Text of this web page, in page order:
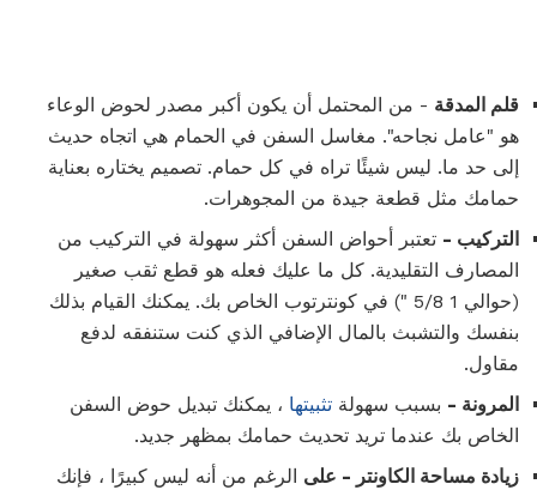
قلم المدقة - من المحتمل أن يكون أكبر مصدر لحوض الوعاء
هو "عامل نجاحه". مغاسل السفن في الحمام هي اتجاه حديث
إلى حد ما. ليس شيئًا تراه في كل حمام. تصميم يختاره بعناية
حمامك مثل قطعة جيدة من المجوهرات.
التركيب - تعتبر أحواض السفن أكثر سهولة في التركيب من
المصارف التقليدية. كل ما عليك فعله هو قطع ثقب صغير
(حوالي 1 5/8 ") في كونترتوب الخاص بك. يمكنك القيام بذلك
بنفسك والتشبث بالمال الإضافي الذي كنت ستنفقه لدفع
مقاول.
المرونة - بسبب سهولة تثبيتها ، يمكنك تبديل حوض السفن
الخاص بك عندما تريد تحديث حمامك بمظهر جديد.
زيادة مساحة الكاونتر - على الرغم من أنه ليس كبيرًا ، فإنك